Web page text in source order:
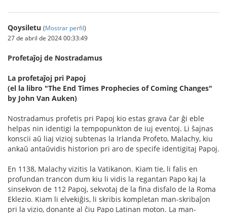
Qoysiletu (Mostrar perfil)
27 de abril de 2024 00:33:49
Profetaĵoj de Nostradamus
La profetaĵoj pri Papoj
(el la libro "The End Times Prophecies of Coming Changes"
by John Van Auken)
Nostradamus profetis pri Papoj kio estas grava ĉar ĝi eble
helpas nin identigi la tempopunkton de iuj eventoj. Li ŝajnas
konscii aŭ liaj vizioj subtenas la Irlanda Profeto, Malachy, kiu
ankaŭ antaŭvidis historion pri aro de specife identigitaj Papoj.
En 1138, Malachy vizitis la Vatikanon. Kiam tie, li falis en
profundan trancon dum kiu li vidis la regantan Papo kaj la
sinsekvon de 112 Papoj, sekvotaj de la fina disfalo de la Roma
Eklezio. Kiam li elvekiĝis, li skribis kompletan man-skribaĵon
pri la vizio, donante al ĉiu Papo Latinan moton. La man-